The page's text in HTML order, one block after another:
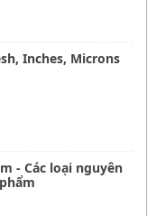
Inches, Microns
- Các loại nguyên